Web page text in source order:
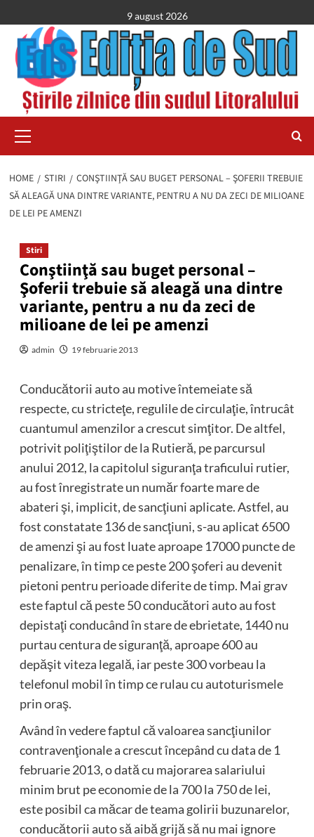
to
content
9 august 2026
Menu
HOME STIRI
CONŞTIINŢĂ SAU BUGET PERSONAL – ŞOFERII TREBUIE
SĂ ALEAGĂ UNA DINTRE VARIANTE, PENTRU A NU DA ZECI DE MILIOANE
DE LEI PE AMENZI
Stiri
Conştiinţă sau buget personal –
Şoferii trebuie să aleagă una dintre
variante, pentru a nu da zeci de
milioane de lei pe amenzi
admin 19 februarie 2013
Conducătorii auto au motive întemeiate să
respecte, cu stricteţe, regulile de circulaţie, întrucât
cuantumul amenzilor a crescut simţitor. De altfel,
potrivit poliţiştilor de la Rutieră, pe parcursul
anului 2012, la capitolul siguranţa traficului rutier,
au fost înregistrate un număr foarte mare de
abateri şi, implicit, de sancţiuni aplicate. Astfel, au
fost constatate 136 de sancţiuni, s-au aplicat 6500
de amenzi şi au fost luate aproape 17000 puncte de
penalizare, în timp ce peste 200 şoferi au devenit
pietoni pentru perioade diferite de timp. Mai grav
este faptul că peste 50 conducători auto au fost
depistaţi conducând în stare de ebrietate, 1440 nu
purtau centura de siguranţă, aproape 600 au
depăşit viteza legală, iar peste 300 vorbeau la
telefonul mobil în timp ce rulau cu autoturismele
prin oraş.
Având în vedere faptul că valoarea sancţiunilor
contravenţionale a crescut începând cu data de 1
februarie 2013, o dată cu majorarea salariului
minim brut pe economie de la 700 la 750 de lei,
este posibil ca măcar de teama golirii buzunarelor,
conducătorii auto să aibă grijă să nu mai ignore